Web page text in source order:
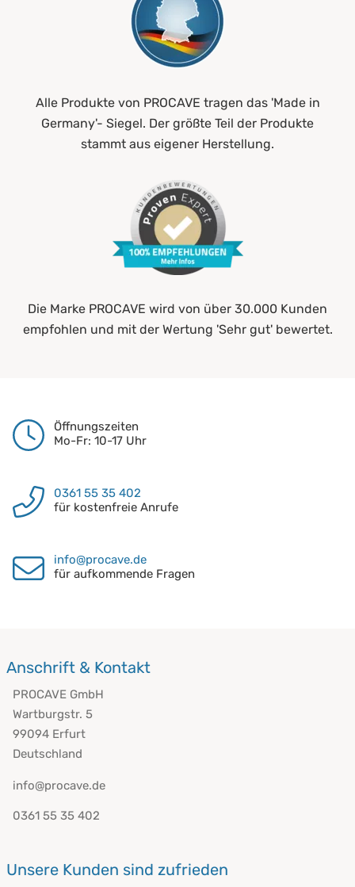
Alle Produkte von PROCAVE tragen das 'Made in
Germany'- Siegel. Der größte Teil der Produkte
stammt aus eigener Herstellung.
Die Marke PROCAVE wird von über 30.000 Kunden
empfohlen und mit der Wertung 'Sehr gut' bewertet.
Öffnungszeiten
Mo-Fr: 10-17 Uhr
0361 55 35 402
für kostenfreie Anrufe
info@procave.de
für aufkommende Fragen
Anschrift & Kontakt
PROCAVE GmbH
Wartburgstr. 5
99094 Erfurt
Deutschland
info@procave.de
0361 55 35 402
Unsere Kunden sind zufrieden